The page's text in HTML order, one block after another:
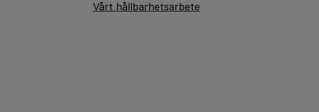
Vårt hållbarhetsarbete